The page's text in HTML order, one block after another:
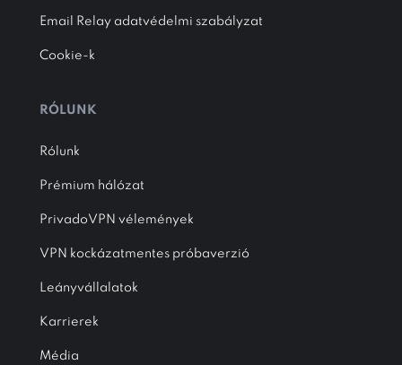
Email Relay adatvédelmi szabályzat
Cookie-k
RÓLUNK
Rólunk
Prémium hálózat
PrivadoVPN vélemények
VPN kockázatmentes próbaverzió
Leányvállalatok
Karrierek
Média